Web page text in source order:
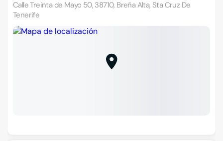
Calle Treinta de Mayo 50, 38710, Breña Alta, Sta Cruz De
Tenerife